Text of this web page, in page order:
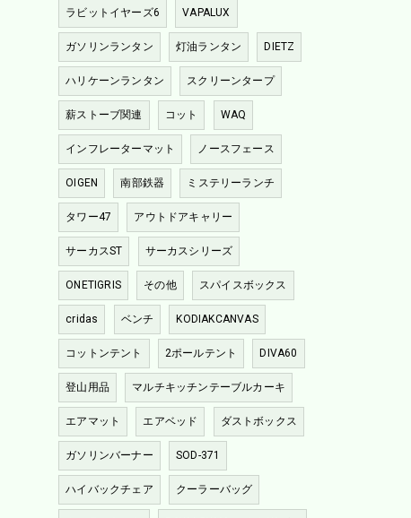
ラビットイヤーズ6 VAPALUX
ガソリンランタン 灯油ランタン DIETZ
ハリケーンランタン スクリーンタープ
薪ストーブ関連 コット WAQ
インフレーターマット ノースフェース
OIGEN 南部鉄器 ミステリーランチ
タワー47 アウトドアキャリー
サーカスST サーカスシリーズ
ONETIGRIS その他 スパイスボックス
cridas ベンチ KODIAKCANVAS
コットンテント 2ポールテント DIVA60
登山用品 マルチキッチンテーブルカーキ
エアマット エアベッド ダストボックス
ガソリンバーナー SOD-371
ハイバックチェア クーラーバッグ